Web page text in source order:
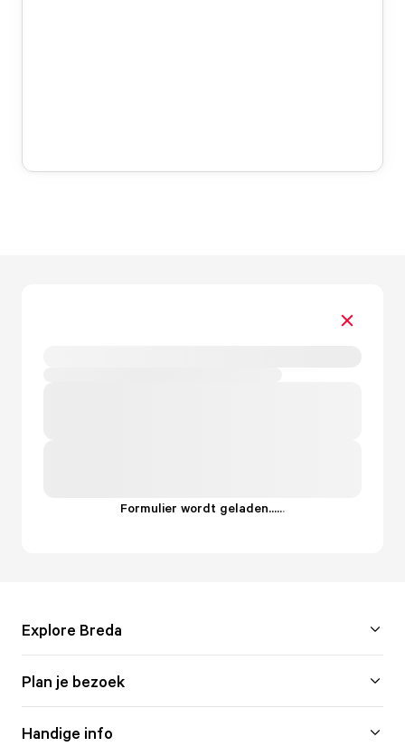
Formulier wordt geladen......
Explore Breda
Plan je bezoek
Handige info